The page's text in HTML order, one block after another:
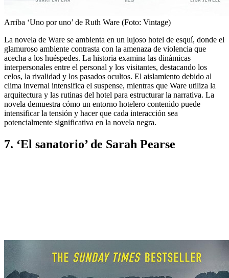
Arriba ‘Uno por uno’ de Ruth Ware (Foto: Vintage)
La novela de Ware se ambienta en un lujoso hotel de esquí, donde el
glamuroso ambiente contrasta con la amenaza de violencia que
acecha a los huéspedes. La historia examina las dinámicas
interpersonales entre el personal y los visitantes, destacando los
celos, la rivalidad y los pasados ​​ocultos. El aislamiento debido al
clima invernal intensifica el suspense, mientras que Ware utiliza la
arquitectura y las rutinas del hotel para estructurar la narrativa. La
novela demuestra cómo un entorno hotelero contenido puede
intensificar la tensión y hacer que cada interacción sea
potencialmente significativa en la novela negra.
7. ‘El sanatorio’ de Sarah Pearse